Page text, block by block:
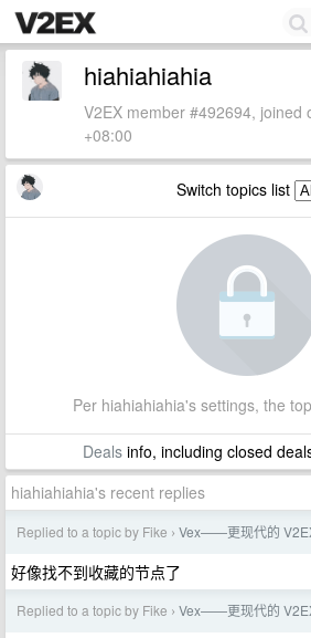
hiahiahiahia
V2EX member #492694, joined
+08:00
Switch topics list
Per hiahiahiahia's settings, the
Dealsinfo, including closed
hiahiahiahia's recent replies
Replied to a topic by Fike › Vex——更现代的
好像找不到收藏的节点了
Replied to a topic by Fike › Vex——更现代的